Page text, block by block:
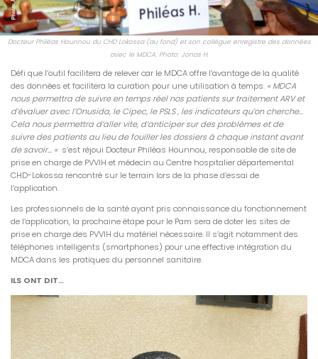
Docteur Philéas Hounnou du CHD Lokossa (au fond) et son collègue enregistre des données
avec le MDCA. Photo: Jonas H.
Défi que l’outil facilitera de relever car le MDCA offre l’avantage de la qualité
des données et facilitera la curation pour une utilisation à temps. « MDCA
nous permettra de suivre en temps réel nos patients sur traitement ARV et
d’évaluer avec l’Onusida, le Cipec, le PSLS , les indicateurs qu’on cherche…
Cela nous permettra d’aller vite, d’anticiper sur des problèmes et de
suivre des patients au lieu de fouiller les dossiers à chaque instant avant
de savoir… « s’est réjoui Docteur Philéas Hounnou, responsable de site de
prise en charge de PVVIH et médecin au Centre hospitalier départemental
CHD-Lokossa rencontré sur le terrain lors de la phase d’essai de
l’application.
Les professionnels de la santé ayant pris connaissance du fonctionnement
de l’application, la prochaine étape pour le Pam sera de doter les sites de
prise en charge des PVVIH du matériel nécessaire. Il s’agit notamment des
téléphones intelligents (smartphones) pour une effective intégration du
MDCA dans les pratiques du personnel sanitaire.
ILS ONT DIT…